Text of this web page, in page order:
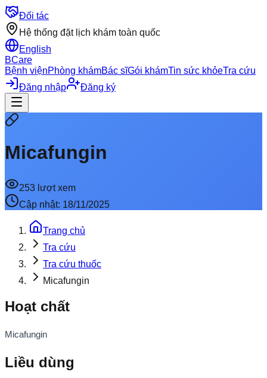
Đối tác
Hệ thống đặt lịch khám toàn quốc
English
BCare
Bệnh việnPhòng khámBác sĩGói khámTin sức khỏeTra cứu
Đăng nhập
Đăng ký
Micafungin
253 lượt xem
Cập nhật: 18/11/2025
Trang chủ
Tra cứu
Tra cứu thuốc
Micafungin
Hoạt chất
Micafungin
Liều dùng